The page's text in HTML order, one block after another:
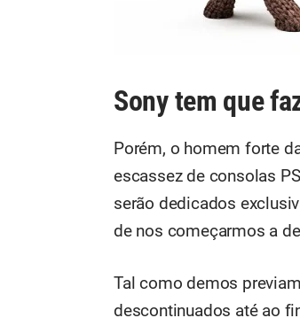
Sony tem que
Porém, o homem forte
escassez de consolas
serão dedicados
de nos começarmos a
Tal como demos
descontinuados até ao